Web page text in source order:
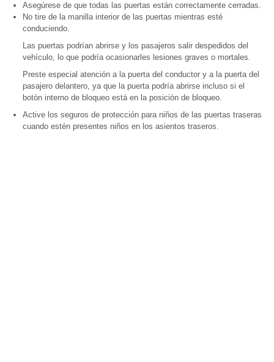
Asegúrese de que todas las puertas están correctamente cerradas.
No tire de la manilla interior de las puertas mientras esté
conduciendo.
Las puertas podrían abrirse y los pasajeros salir despedidos del
vehículo, lo que podría ocasionarles lesiones graves o mortales.
Preste especial atención a la puerta del conductor y a la puerta del
pasajero delantero, ya que la puerta podría abrirse incluso si el
botón interno de bloqueo está en la posición de bloqueo.
Active los seguros de protección para niños de las puertas traseras
cuando estén presentes niños en los asientos traseros.